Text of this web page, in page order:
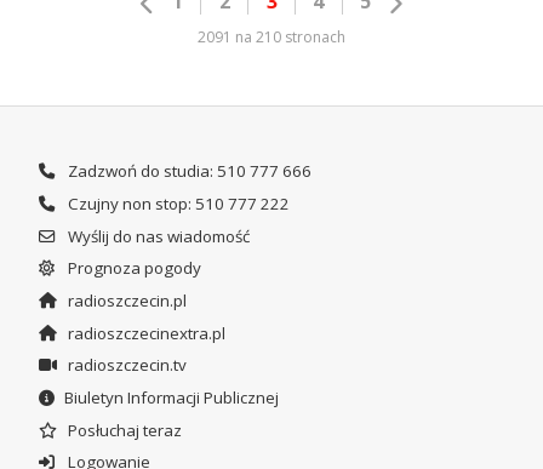
2091 na 210 stronach
Zadzwoń do studia: 510 777 666
Czujny non stop: 510 777 222
Wyślij do nas wiadomość
Prognoza pogody
radioszczecin.pl
radioszczecinextra.pl
radioszczecin.tv
Biuletyn Informacji Publicznej
Posłuchaj teraz
Logowanie